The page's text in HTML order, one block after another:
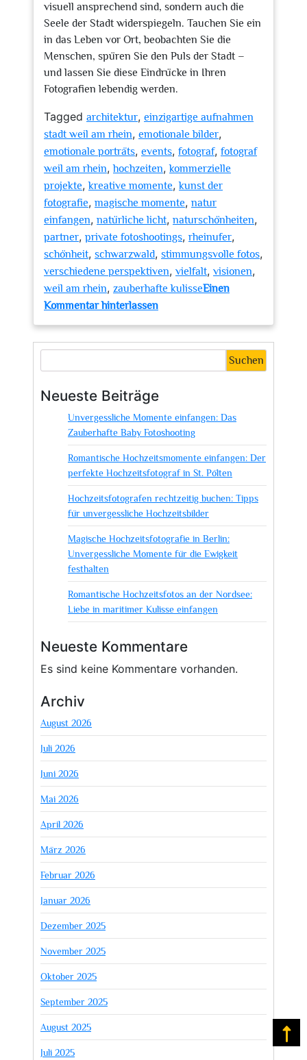
visuell ansprechend sind, sondern auch die
Seele der Stadt widerspiegeln. Tauchen Sie ein
in das Leben vor Ort, beobachten Sie die
Menschen, spüren Sie den Puls der Stadt –
und lassen Sie diese Eindrücke in Ihren
Fotografien lebendig werden.
Tagged architektur, einzigartige aufnahmen
stadt weil am rhein, emotionale bilder,
emotionale porträts, events, fotograf, fotograf
weil am rhein,hochzeiten,kommerzielle
projekte,kreative momente,kunst der
fotografie, magische momente, natur
einfangen, natürliche licht, naturschönheiten,
partner, private fotoshootings, rheinufer,
schönheit, schwarzwald, stimmungsvolle fotos,
verschiedene perspektiven, vielfalt, visionen,
weil am rhein, zauberhafte kulisseEinen
Kommentar hinterlassenzu
einfangen:
Der
in
Weil
am
Suchen
Neueste Beiträge
Unvergessliche Momente einfangen: Das
Zauberhafte Baby Fotoshooting
Romantische Hochzeitsmomente einfangen: Der
perfekte Hochzeitsfotograf in St. Pölten
Hochzeitsfotografen rechtzeitig buchen: Tipps
für unvergessliche Hochzeitsbilder
Magische Hochzeitsfotografie in Berlin:
Unvergessliche Momente für die Ewigkeit
festhalten
Romantische Hochzeitsfotos an der Nordsee:
Liebe in maritimer Kulisse einfangen
Neueste Kommentare
Es sind keine Kommentare vorhanden.
Archiv
August 2026
Juli 2026
Juni 2026
Mai 2026
April 2026
März 2026
Februar 2026
Januar 2026
Dezember 2025
November 2025
Oktober 2025
September 2025
August 2025
Juli 2025